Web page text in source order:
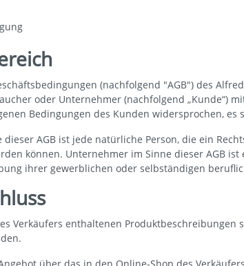
(nachfolgend "AGB") des
oder Unternehmer (nachfolgend „Kunde“)
Bedingungen des Kunden widersprochen, es
dieser AGB ist jede natürliche Person, die ein
können. Unternehmer im Sinne dieser AGB
ihrer gewerblichen oder selbständigen
Verkäufers enthaltenen